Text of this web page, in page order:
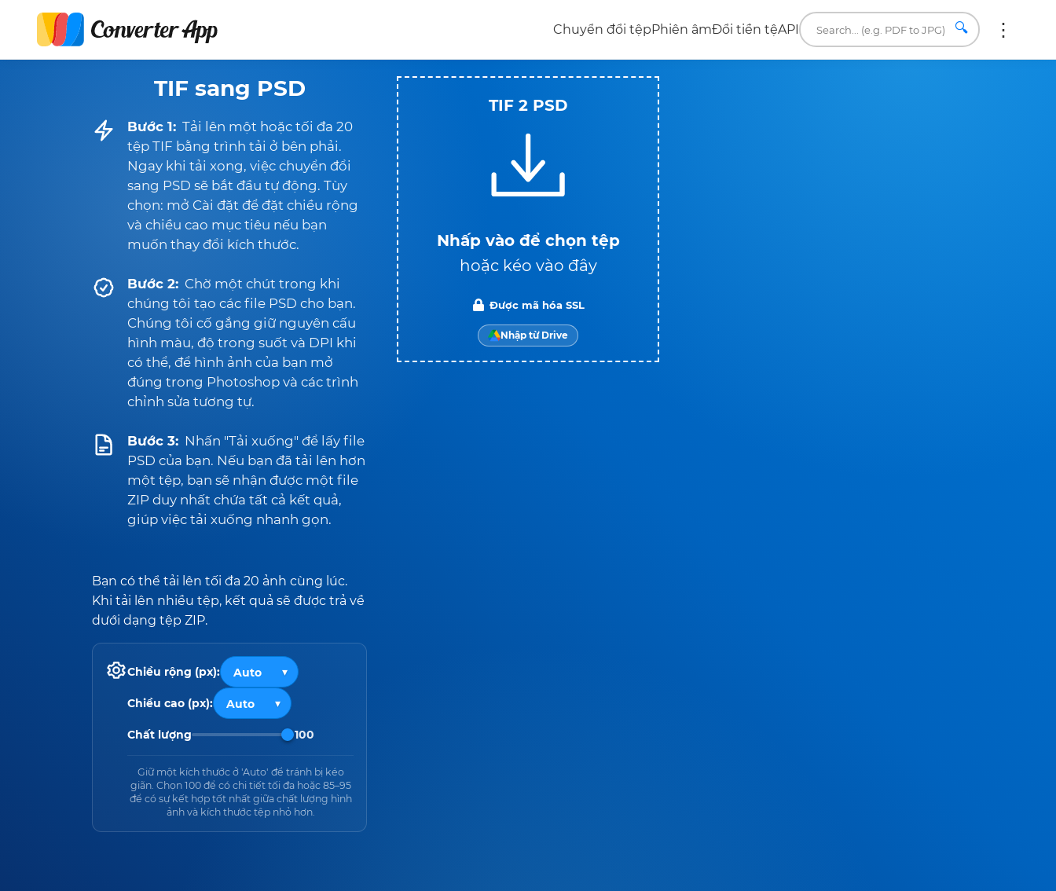
Chuyển đổi tệpPhiên âmĐổi tiền tệAPI 🔍
TIF sang PSD
Bước 1: Tải lên một hoặc tối đa 20
tệp TIF bằng trình tải ở bên phải.
Ngay khi tải xong, việc chuyển đổi
sang PSD sẽ bắt đầu tự động. Tùy
chọn: mở Cài đặt để đặt chiều rộng
và chiều cao mục tiêu nếu bạn
muốn thay đổi kích thước.
Bước 2: Chờ một chút trong khi
chúng tôi tạo các file PSD cho bạn.
Chúng tôi cố gắng giữ nguyên cấu
hình màu, độ trong suốt và DPI khi
có thể, để hình ảnh của bạn mở
đúng trong Photoshop và các trình
chỉnh sửa tương tự.
Bước 3: Nhấn "Tải xuống" để lấy file
PSD của bạn. Nếu bạn đã tải lên hơn
một tệp, bạn sẽ nhận được một file
ZIP duy nhất chứa tất cả kết quả,
giúp việc tải xuống nhanh gọn.
Bạn có thể tải lên tối đa 20 ảnh cùng lúc.
Khi tải lên nhiều tệp, kết quả sẽ được trả về
dưới dạng tệp ZIP.
Chiều rộng (px):
Chiều cao (px):
Chất lượng 100
Giữ một kích thước ở 'Auto' để tránh bị kéo
giãn. Chọn 100 để có chi tiết tối đa hoặc 85–95
để có sự kết hợp tốt nhất giữa chất lượng hình
ảnh và kích thước tệp nhỏ hơn.
TIF 2 PSD
Nhấp vào để chọn tệp
hoặc kéo vào đây
Được mã hóa SSL
Nhập từ Drive